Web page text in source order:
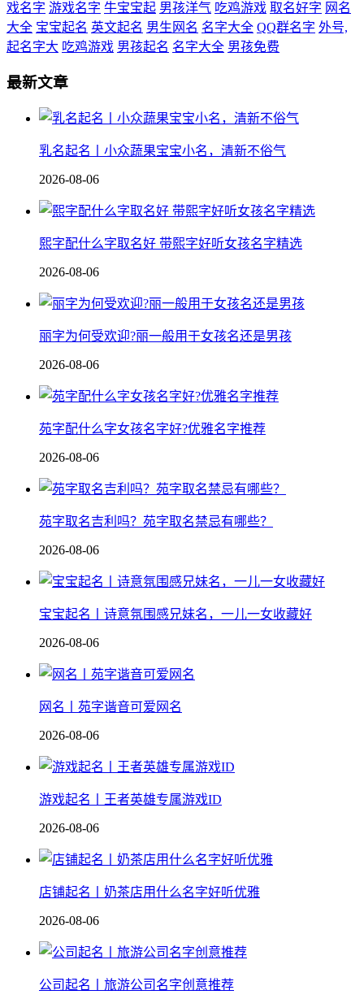
戏名字 游戏名字 牛宝宝起 男孩洋气 吃鸡游戏 取名好字 网名
大全 宝宝起名 英文起名 男生网名 名字大全 QQ群名字 外号,
起名字大 吃鸡游戏 男孩起名 名字大全 男孩免费
最新文章
乳名起名丨小众蔬果宝宝小名，清新不俗气
2026-08-06
熙字配什么字取名好 带熙字好听女孩名字精选
2026-08-06
丽字为何受欢迎?丽一般用于女孩名还是男孩
2026-08-06
苑字配什么字女孩名字好?优雅名字推荐
2026-08-06
苑字取名吉利吗？苑字取名禁忌有哪些？
2026-08-06
宝宝起名丨诗意氛围感兄妹名，一儿一女收藏好
2026-08-06
网名丨苑字谐音可爱网名
2026-08-06
游戏起名丨王者英雄专属游戏ID
2026-08-06
店铺起名丨奶茶店用什么名字好听优雅
2026-08-06
公司起名丨旅游公司名字创意推荐